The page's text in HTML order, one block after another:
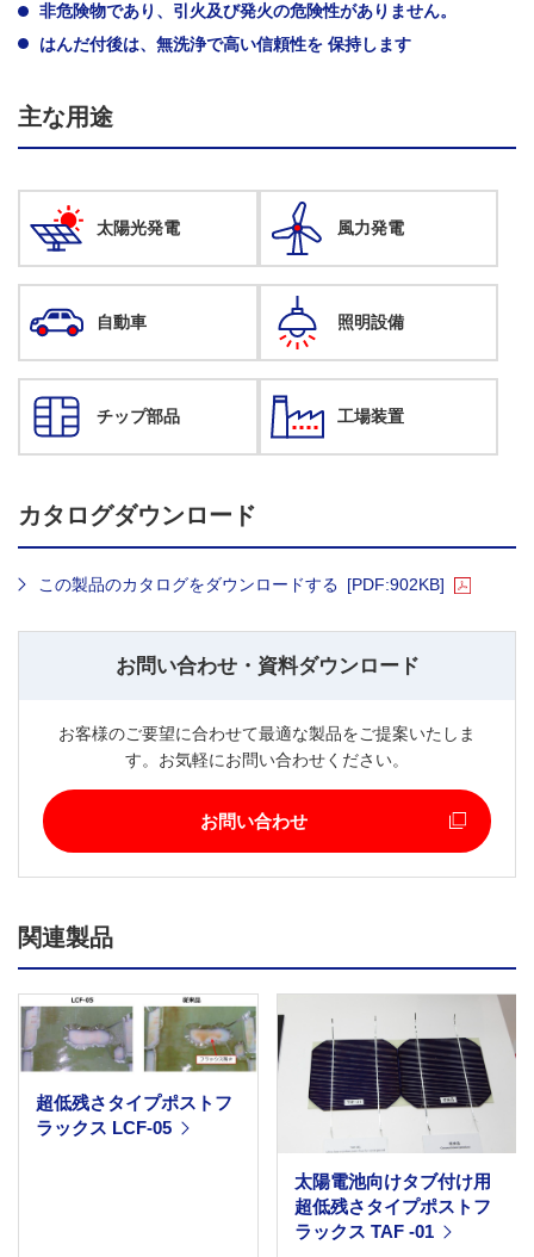
非危険物であり、引火及び発火の危険性がありません。
はんだ付後は、無洗浄で高い信頼性を 保持します
主な用途
太陽光発電 風力発電
自動車 照明設備
チップ部品 工場装置
カタログダウンロード
この製品のカタログをダウンロードする [PDF:902KB]
お問い合わせ・資料ダウンロード
お客様のご要望に合わせて最適な製品をご提案いたしま
す。お気軽にお問い合わせください。
お問い合わせ
関連製品
超低残さタイプポストフ
ラックス LCF-05
太陽電池向けタブ付け用
超低残さタイプポストフ
ラックス TAF -01